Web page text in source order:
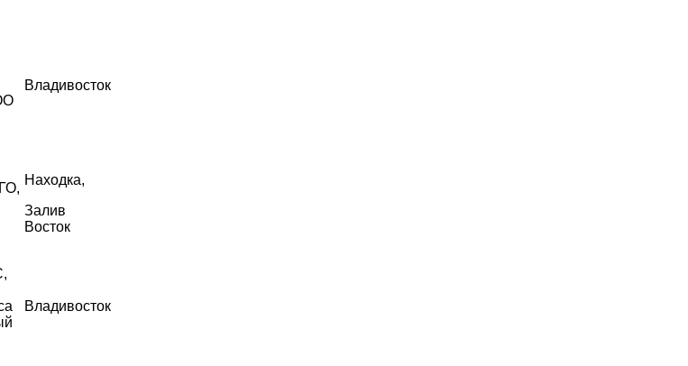
Владивосток
Находка,
Залив
Восток
Владивосток